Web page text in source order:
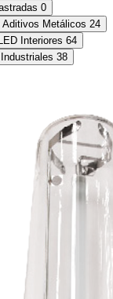
0
Aditivos Metálicos 24
Interiores 64
Industriales 38